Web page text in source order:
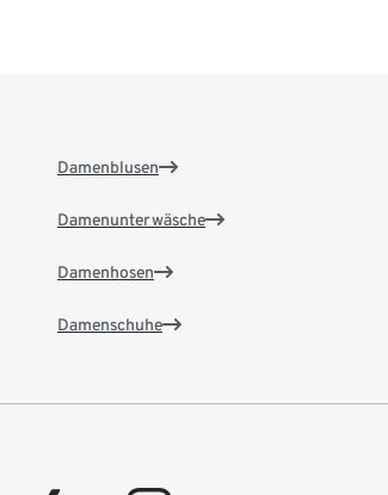
Damenblusen
Damenunterwäsche
Damenhosen
Damenschuhe